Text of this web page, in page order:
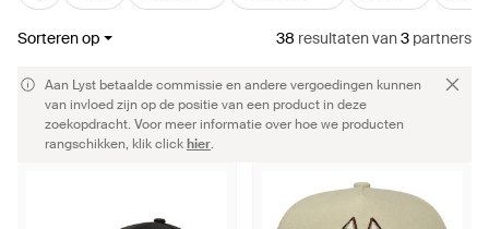
Sorteren op 38 resultatenvan3 partners
Aan Lyst betaalde commissie en andere vergoedingen kunnen
van invloed zijn op de positie van een product in deze
zoekopdracht. Voor meer informatie over hoe we producten
rangschikken, klik clickhier.